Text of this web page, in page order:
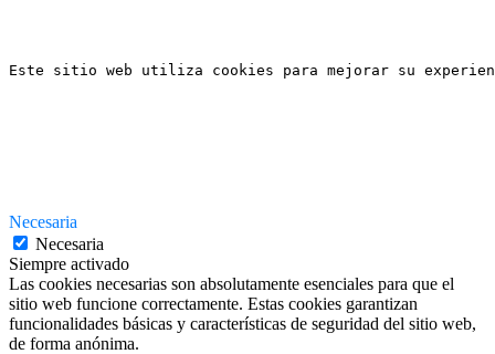
Este sitio web utiliza cookies para mejorar su
Necesaria
Necesaria
Siempre activado
Las cookies necesarias son absolutamente esenciales para que el
sitio web funcione correctamente. Estas cookies garantizan
funcionalidades básicas y características de seguridad del sitio web,
de forma anónima.